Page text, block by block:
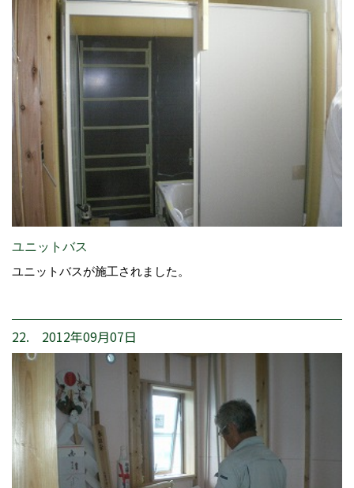
ユニットバス
ユニットバスが施工されました。
22. 2012年09月07日